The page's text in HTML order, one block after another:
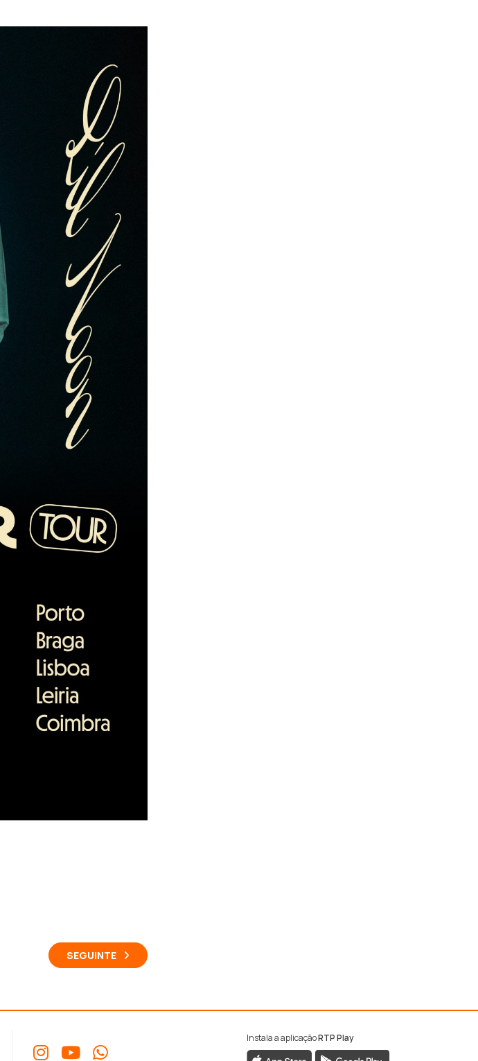
SEGUINTE
Instala a aplicaçãoRTP Play